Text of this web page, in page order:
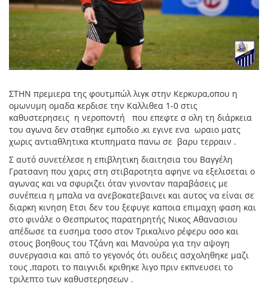
ΣΤΗΝ πρεμιερα της φουτμπώλ λιγκ στην Κερκυρα,οπου η
ομωνυμη ομαδα κερδισε την Καλλιθεα 1-0 στις
καθυστερησεις η νεροποντή που επεφτε σ ολη τη διάρκεια
του αγωνα δεν σταθηκε εμποδιο ,κι εγινε ενα ωραιο ματς
χωρις αντιαθλητικα κτυπηματα πανω σε βαρυ τερραιν .
Σ αυτό συνετέλεσε η επιβλητικη διαιτησια του Βαγγέλη
Γρατσανη που χαρις στη στιβαροτητα αφηνε να εξελισεται ο
αγωνας και να σφυριζει όταν γινονταν παραβάσεις με
συνέπεια η μπαλα να ανεβοκατεβαινει και αυτος να είναι σε
διαρκη κινηση Ετσι δεν του ξεφυγε καποια επιμαχη φαση και
στο φινάλε ο Θεσπρωτος παρατηρητής Νικος Αθανασιου
απέδωσε τα ευσημα τοσο στον Τρικαλινο ρέφερυ οσο και
στους βοηθους του Τζάνη και Μανούρα για την αψογη
συνεργασια και από το γεγονός ότι ουδεις ασχοληθηκε μαζι
τους ,παροτι το παιγνιδι κριθηκε λιγο πριν εκπνευσει το
τριλεπτο των καθυστερησεων .